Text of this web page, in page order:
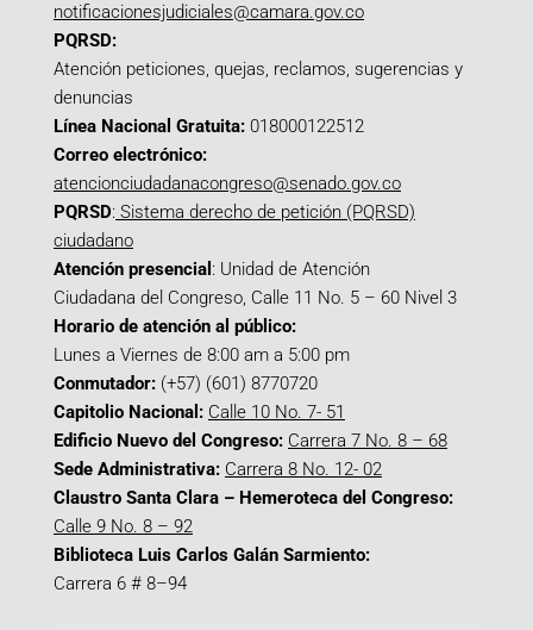
notificacionesjudiciales@camara.gov.co
PQRSD:
Atención peticiones, quejas, reclamos, sugerencias y
denuncias
Línea Nacional Gratuita: 018000122512
Correo electrónico:
atencionciudadanacongreso@senado.gov.co
PQRSD: Sistema derecho de petición (PQRSD)
ciudadano
Atención presencial : Unidad de Atención
Ciudadana del Congreso, Calle 11 No. 5 – 60 Nivel 3
Horario de atención al público:
Lunes a Viernes de 8:00 am a 5:00 pm
Conmutador: (+57) (601) 8770720
Capitolio Nacional: Calle 10 No. 7- 51
Edificio Nuevo del Congreso: Carrera 7 No. 8 – 68
Sede Administrativa: Carrera 8 No. 12- 02
Claustro Santa Clara – Hemeroteca del Congreso:
Calle 9 No. 8 – 92
Biblioteca Luis Carlos Galán Sarmiento:
Carrera 6 # 8–94